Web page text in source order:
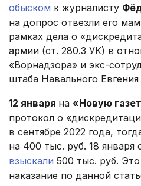
обыском к журналисту
на допрос отвезли его
рамках дела о
армии (ст. 280.3 УК) в
«Ворнадзора» и экс-
штаба Навального
12 января на «Новую
протокол о
в сентябре 2022 года,
на 400 тыс. руб. 18 января
взыскали 500 тыс. руб.
наказание по данной